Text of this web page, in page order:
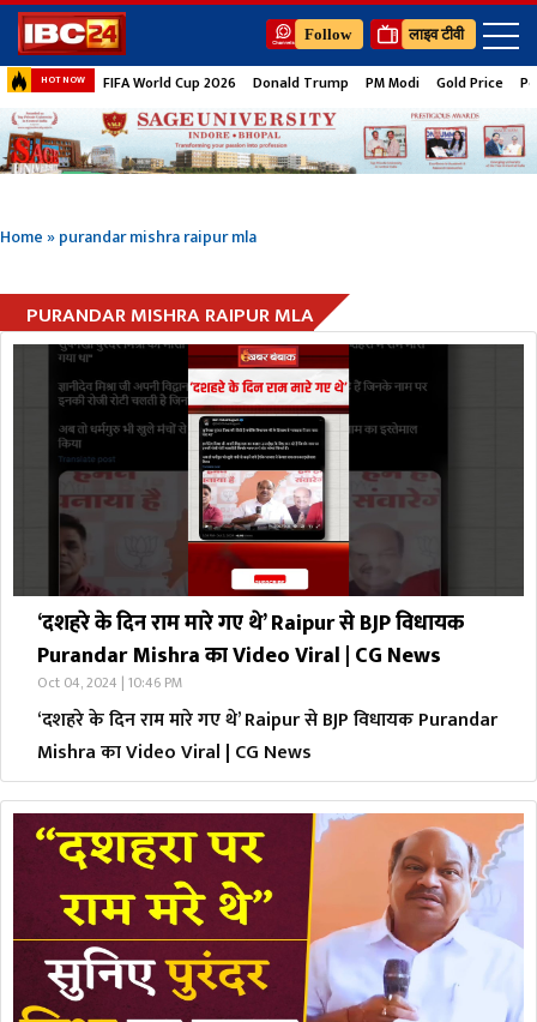
Follow लाइव टीवी
HOT NOW FIFA World Cup 2026 Donald Trump PM Modi Gold Price
Home»purandar mishra raipur mla
PURANDAR MISHRA RAIPUR MLA
‘दशहरे के दिन राम मारे गए थे’ Raipur से BJP विधायक
Purandar Mishra का Video Viral | CG News
Oct 04, 2024 | 10:46 PM
‘दशहरे के दिन राम मारे गए थे’ Raipur से BJP विधायक Purandar
Mishra का Video Viral | CG News